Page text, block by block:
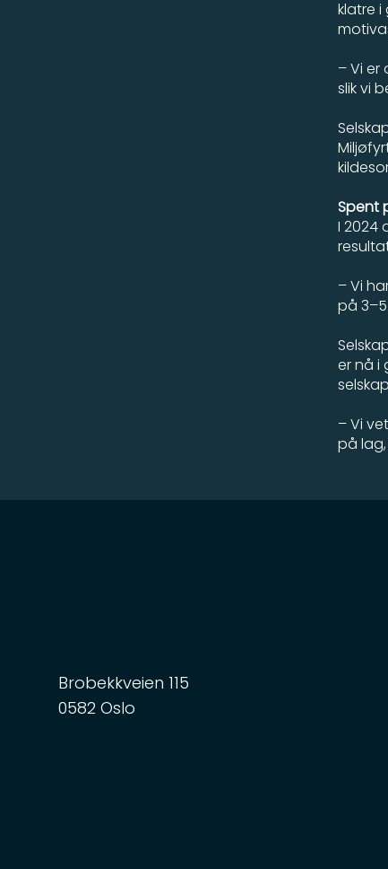
klatre
– Vi
slik vi
Spent
I 2024
– Vi
på
er nå i
– Vi
på
Brobekkveien 115
0582 Oslo